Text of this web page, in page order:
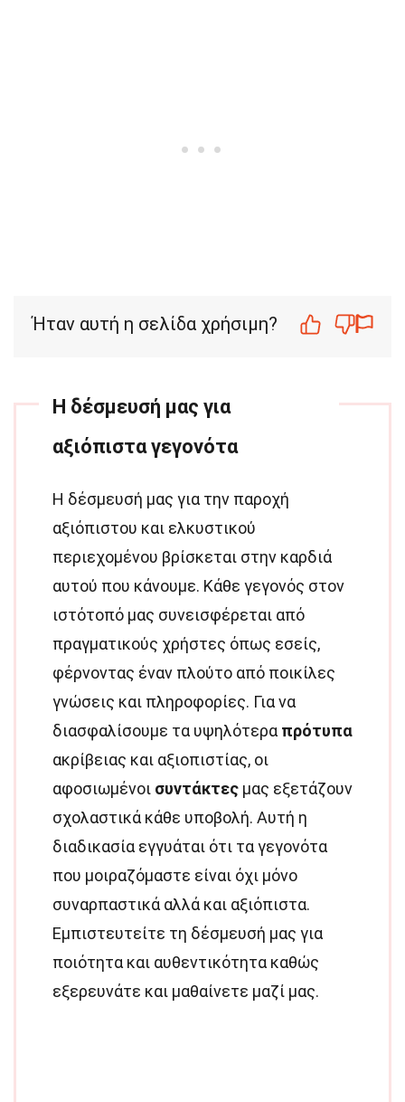
Ήταν αυτή η σελίδα χρήσιμη?
Η δέσμευσή μας για
αξιόπιστα γεγονότα
Η δέσμευσή μας για την παροχή
αξιόπιστου και ελκυστικού
περιεχομένου βρίσκεται στην καρδιά
αυτού που κάνουμε. Κάθε γεγονός στον
ιστότοπό μας συνεισφέρεται από
πραγματικούς χρήστες όπως εσείς,
φέρνοντας έναν πλούτο από ποικίλες
γνώσεις και πληροφορίες. Για να
διασφαλίσουμε τα υψηλότερα πρότυπα
ακρίβειας και αξιοπιστίας, οι
αφοσιωμένοι συντάκτες μας εξετάζουν
σχολαστικά κάθε υποβολή. Αυτή η
διαδικασία εγγυάται ότι τα γεγονότα
που μοιραζόμαστε είναι όχι μόνο
συναρπαστικά αλλά και αξιόπιστα.
Εμπιστευτείτε τη δέσμευσή μας για
ποιότητα και αυθεντικότητα καθώς
εξερευνάτε και μαθαίνετε μαζί μας.